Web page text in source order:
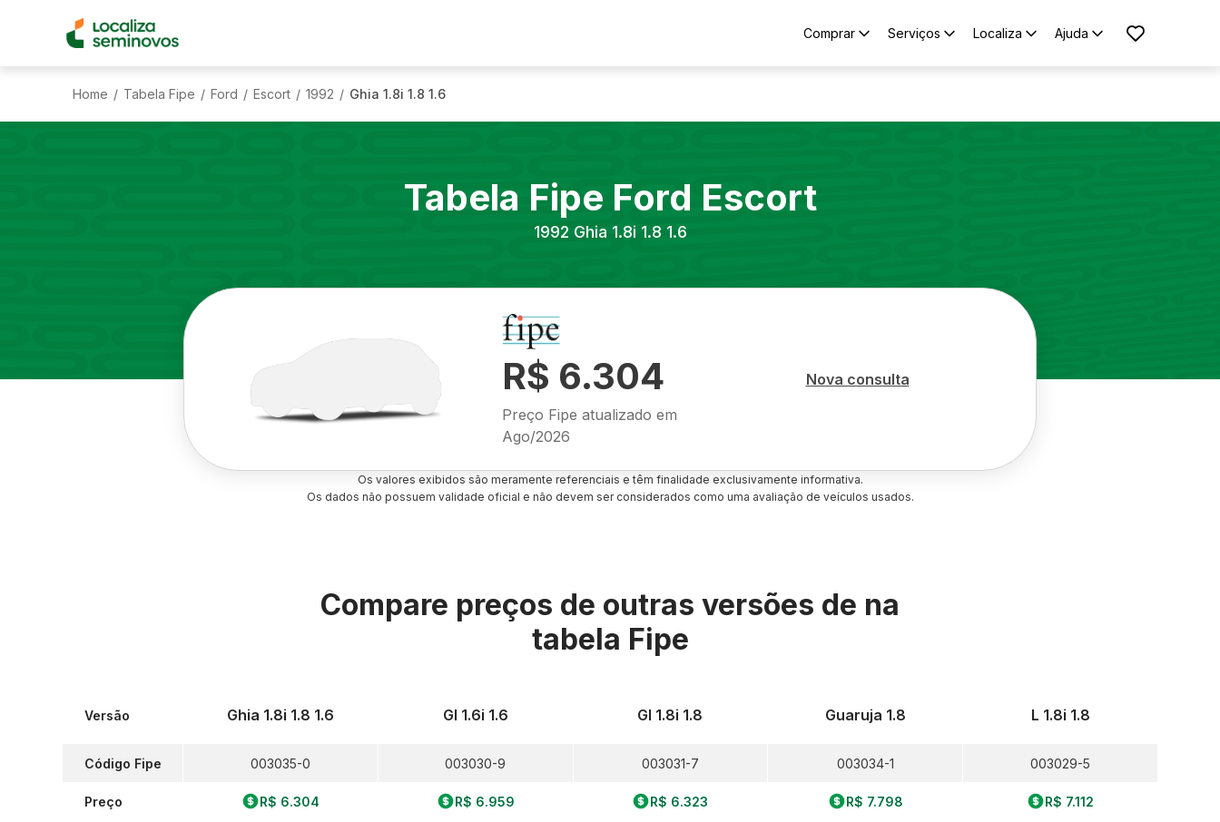
Comprar Serviços Localiza Ajuda
Home / Tabela Fipe / Ford / Escort / 1992 / Ghia 1.8i 1.8 1.6
Tabela Fipe Ford Escort
1992 Ghia 1.8i 1.8 1.6
R$ 6.304
Preço Fipe atualizado em
Ago/2026
Nova consulta
Os valores exibidos são meramente referenciais e têm finalidade exclusivamente informativa.
Os dados não possuem validade oficial e não devem ser considerados como uma avaliação de veículos usados.
Compare preços de outras versões de na
tabela Fipe
Versão
Código Fipe
Preço
Ghia 1.8i 1.8 1.6
003035-0
R$ 6.304
Gl 1.6i 1.6
003030-9
R$ 6.959
Gl 1.8i 1.8
003031-7
R$ 6.323
Guaruja 1.8
003034-1
R$ 7.798
L 1.8i 1.8
003029-5
R$ 7.112